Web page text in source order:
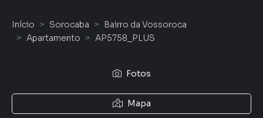
Início Sorocaba
Bairro da Vossoroca
Apartamento
AP5758_PLUS
Fotos
Mapa